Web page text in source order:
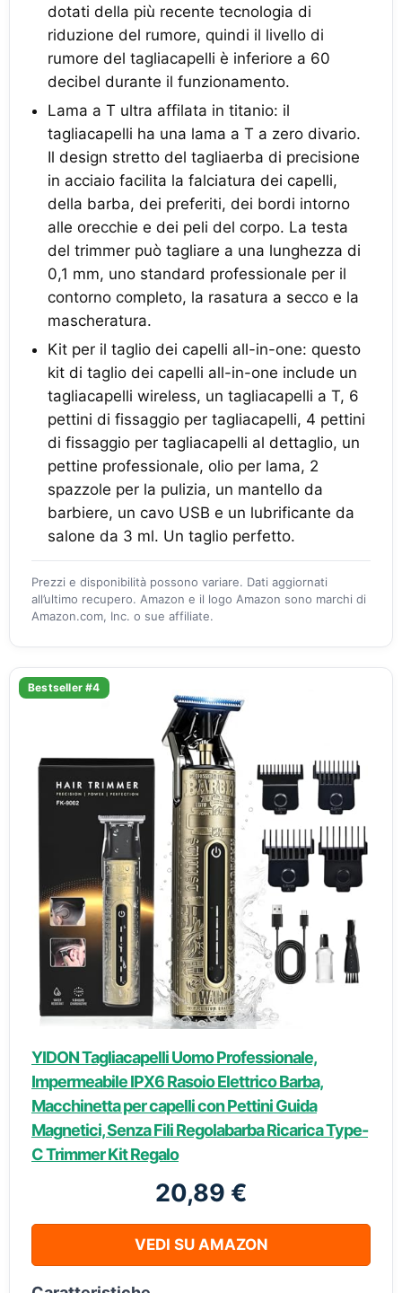
dotati della più recente tecnologia di
riduzione del rumore, quindi il livello di
rumore del tagliacapelli è inferiore a 60
decibel durante il funzionamento.
Lama a T ultra affilata in titanio: il
tagliacapelli ha una lama a T a zero divario.
Il design stretto del tagliaerba di precisione
in acciaio facilita la falciatura dei capelli,
della barba, dei preferiti, dei bordi intorno
alle orecchie e dei peli del corpo. La testa
del trimmer può tagliare a una lunghezza di
0,1 mm, uno standard professionale per il
contorno completo, la rasatura a secco e la
mascheratura.
Kit per il taglio dei capelli all-in-one: questo
kit di taglio dei capelli all-in-one include un
tagliacapelli wireless, un tagliacapelli a T, 6
pettini di fissaggio per tagliacapelli, 4 pettini
di fissaggio per tagliacapelli al dettaglio, un
pettine professionale, olio per lama, 2
spazzole per la pulizia, un mantello da
barbiere, un cavo USB e un lubrificante da
salone da 3 ml. Un taglio perfetto.
Prezzi e disponibilità possono variare. Dati aggiornati
all’ultimo recupero. Amazon e il logo Amazon sono marchi di
Amazon.com, Inc. o sue affiliate.
Bestseller #4
YIDON Tagliacapelli Uomo Professionale,
Impermeabile IPX6 Rasoio Elettrico Barba,
Macchinetta per capelli con Pettini Guida
Magnetici, Senza Fili Regolabarba Ricarica Type-
C Trimmer Kit Regalo
20,89 €
VEDI SU AMAZON